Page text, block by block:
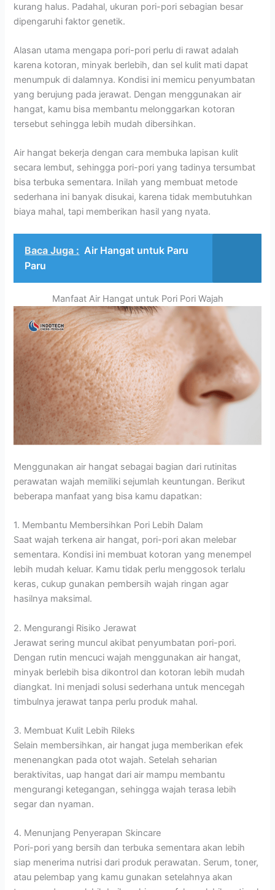
kurang halus. Padahal, ukuran pori-pori sebagian besar
dipengaruhi faktor genetik.
Alasan utama mengapa pori-pori perlu di rawat adalah
karena kotoran, minyak berlebih, dan sel kulit mati dapat
menumpuk di dalamnya. Kondisi ini memicu penyumbatan
yang berujung pada jerawat. Dengan menggunakan air
hangat, kamu bisa membantu melonggarkan kotoran
tersebut sehingga lebih mudah dibersihkan.
Air hangat bekerja dengan cara membuka lapisan kulit
secara lembut, sehingga pori-pori yang tadinya tersumbat
bisa terbuka sementara. Inilah yang membuat metode
sederhana ini banyak disukai, karena tidak membutuhkan
biaya mahal, tapi memberikan hasil yang nyata.
Baca Juga : Air Hangat untuk Paru
Paru
Manfaat Air Hangat untuk Pori Pori Wajah
Menggunakan air hangat sebagai bagian dari rutinitas
perawatan wajah memiliki sejumlah keuntungan. Berikut
beberapa manfaat yang bisa kamu dapatkan:
1. Membantu Membersihkan Pori Lebih Dalam
Saat wajah terkena air hangat, pori-pori akan melebar
sementara. Kondisi ini membuat kotoran yang menempel
lebih mudah keluar. Kamu tidak perlu menggosok terlalu
keras, cukup gunakan pembersih wajah ringan agar
hasilnya maksimal.
2. Mengurangi Risiko Jerawat
Jerawat sering muncul akibat penyumbatan pori-pori.
Dengan rutin mencuci wajah menggunakan air hangat,
minyak berlebih bisa dikontrol dan kotoran lebih mudah
diangkat. Ini menjadi solusi sederhana untuk mencegah
timbulnya jerawat tanpa perlu produk mahal.
3. Membuat Kulit Lebih Rileks
Selain membersihkan, air hangat juga memberikan efek
menenangkan pada otot wajah. Setelah seharian
beraktivitas, uap hangat dari air mampu membantu
mengurangi ketegangan, sehingga wajah terasa lebih
segar dan nyaman.
4. Menunjang Penyerapan Skincare
Pori-pori yang bersih dan terbuka sementara akan lebih
siap menerima nutrisi dari produk perawatan. Serum, toner,
atau pelembap yang kamu gunakan setelahnya akan